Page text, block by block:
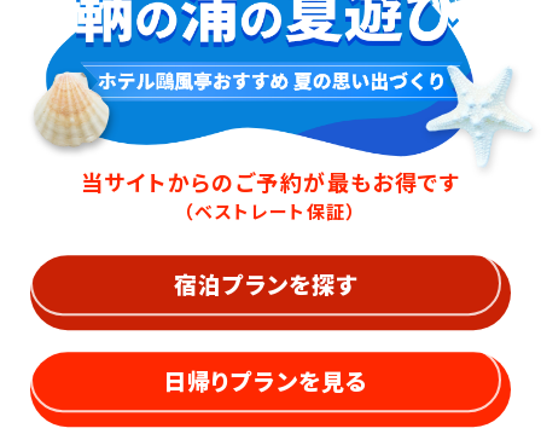
当サイトからのご予約が最もお得です
（ベストレート保証）
宿泊プランを探す
日帰りプランを見る